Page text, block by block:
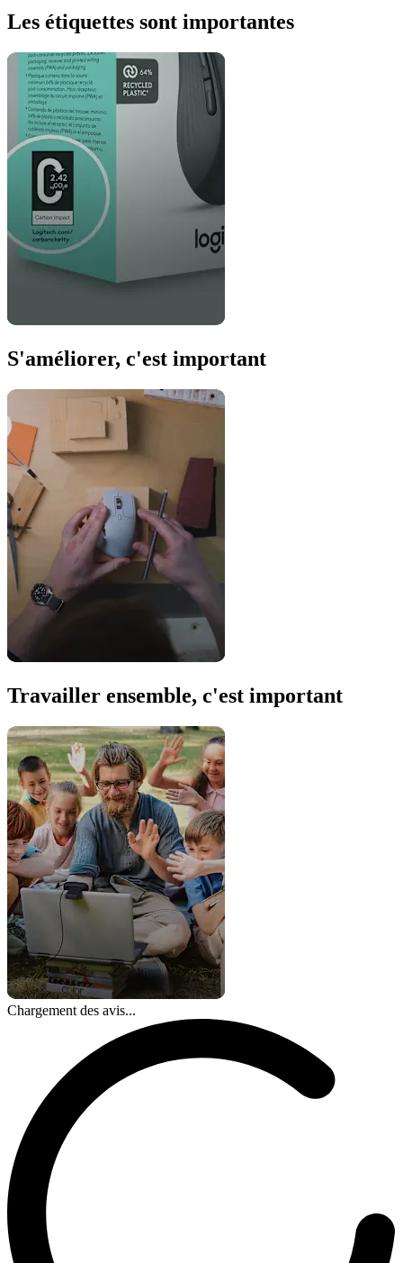
Les étiquettes sont importantes
S'améliorer, c'est important
Travailler ensemble, c'est important
Chargement des avis...